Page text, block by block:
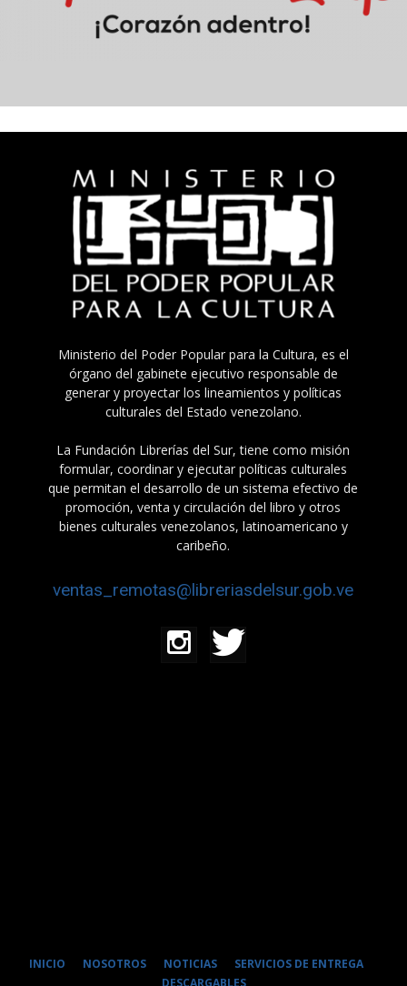
Ministerio del Poder Popular para la Cultura, es el
órgano del gabinete ejecutivo responsable de
generar y proyectar los lineamientos y políticas
culturales del Estado venezolano.
La Fundación Librerías del Sur, tiene como misión
formular, coordinar y ejecutar políticas culturales
que permitan el desarrollo de un sistema efectivo de
promoción, venta y circulación del libro y otros
bienes culturales venezolanos, latinoamericano y
caribeño.
ventas_remotas@libreriasdelsur.gob.ve
INICIO NOSOTROS NOTICIAS
SERVICIOS DE ENTREGA